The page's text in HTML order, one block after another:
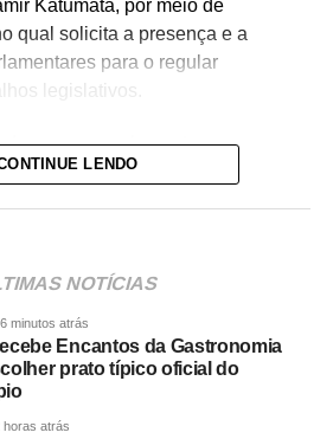
Katumata, por meio de
qual solicita a presença e a
para o regular
do recesso parlamentar, os
projetos de lei,
canais oficiais da Câmara
transparência e permitindo que a
as discussões e votações
LENDO
NOTÍCIAS
minutos atrás
Encantos da Gastronomia
prato típico oficial do
horas atrás